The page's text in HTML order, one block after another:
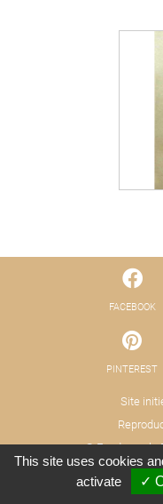
FACEBOOK
PINTEREST
Site
© Fond pour la
Mentions légales - Protection
This site uses cookies
activate
✓